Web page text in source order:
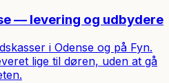
— levering og udbydere
i Odense og på Fyn.
lige til døren, uden at gå